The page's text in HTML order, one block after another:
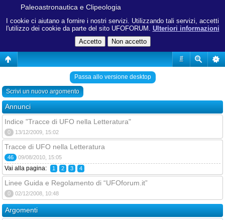
I cookie ci aiutano a fornire i nostri servizi. Utilizzando tali servizi, accetti
l'utilizzo dei cookie da parte del sito UFOFORUM. Ulteriori informazioni
#
Paleoastronautica e Clipeologia
Passa allo versione desktop
Scrivi un nuovo argomento
Annunci
Indice "Tracce di UFO nella Letteratura"
0 13/12/2009, 15:02
Tracce di UFO nella Letteratura
46 09/08/2010, 15:05
Vai alla pagina: 1 2 3 4
Linee Guida e Regolamento di “UFOforum.it”
0 02/12/2008, 10:48
Argomenti